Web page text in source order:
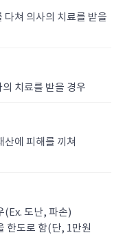
쳐 의사의 치료를 받을
치료를 받을 경우
산에 피해를 끼쳐
(Ex. 도난, 파손)
한도로 함(단, 1만원